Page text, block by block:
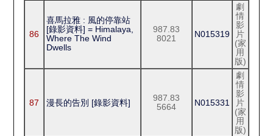
86
喜馬拉雅 : 風的停靠站
[錄影資料] = Himalaya,
Where The Wind
Dwells
987.83
8021
N015319
劇
情
影
片
(家
用
版)
87 漫長的告別 [錄影資料]
987.83
5664
N015331
劇
情
影
片
(家
用
版)